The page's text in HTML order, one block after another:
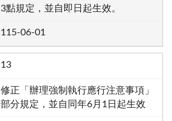
3點規定，並自即日起生效。
115-06-01
13
修正「辦理強制執行應行注意事項」
部分規定，並自同年6月1日起生效